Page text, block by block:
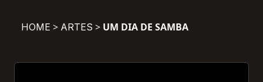
HOME > ARTES > UM DIA DE SAMBA